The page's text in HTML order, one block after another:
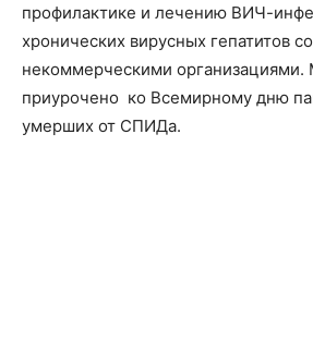
профилактике и лечению ВИЧ-
хронических вирусных гепатитов
некоммерческими
приурочено ко Всемирному дню
умерших от СПИДа.